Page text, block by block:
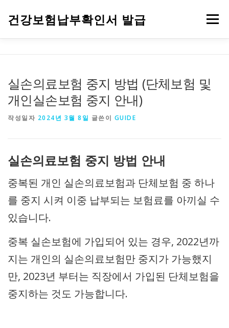
건강보험납부확인서 발급 메뉴
실손의료보험 중지 방법 (단체보험 및
개인실손보험 중지 안내)
작성일자 2024년 3월 8일 글쓴이 GUIDE
실손의료보험 중지 방법 안내
중복된 개인 실손의료보험과 단체보험 중 하나
를 중지 시켜 이중 납부되는 보험료를 아끼실 수
있습니다.
중복 실손보험에 가입되어 있는 경우, 2022년까
지는 개인의 실손의료보험만 중지가 가능했지
만, 2023년 부터는 직장에서 가입된 단체보험을
중지하는 것도 가능합니다.